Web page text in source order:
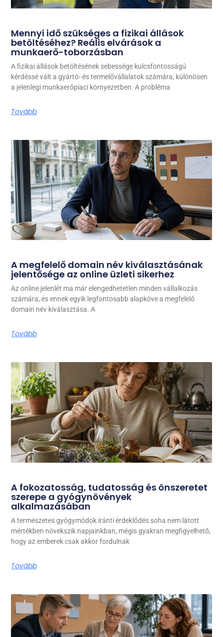
Mennyi idő szükséges a fizikai állások
betöltéséhez? Reális elvárások a
munkaerő-toborzásban
A fizikai állások betöltésének sebessége kulcsfontosságú
kérdéssé vált a gyártó- és termelővállalatok számára, különösen
a jelenlegi munkaerőpiaci környezetben. A probléma
Tovább
A megfelelő domain név kiválasztásának
jelentősége az online üzleti sikerhez
Az online jelenlét ma már elengedhetetlen minden vállalkozás
számára, és ennek egyik legfontosabb alapköve a megfelelő
domain név kiválasztása. A
Tovább
A fokozatosság, tudatosság és önszeretet
szerepe a gyógynövények
alkalmazásában
A természetes gyógymódok iránti érdeklődés soha nem látott
mértékben növekszik napjainkban, mégis gyakran megfigyelhető,
hogy az emberek csak akkor fordulnak
Tovább